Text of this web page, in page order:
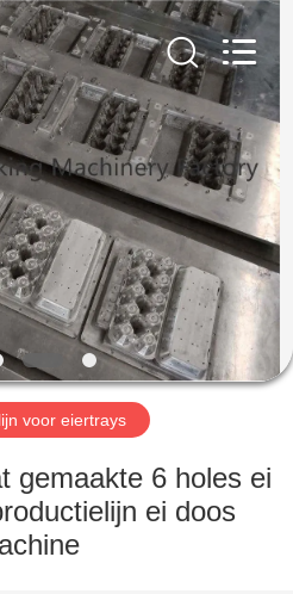
voor eiertrays
gemaakte 6 holes ei
ei doos